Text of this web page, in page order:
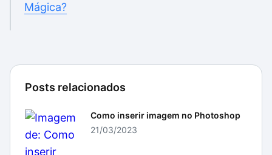
Mágica?
Posts relacionados
Como inserir imagem no Photoshop
21/03/2023